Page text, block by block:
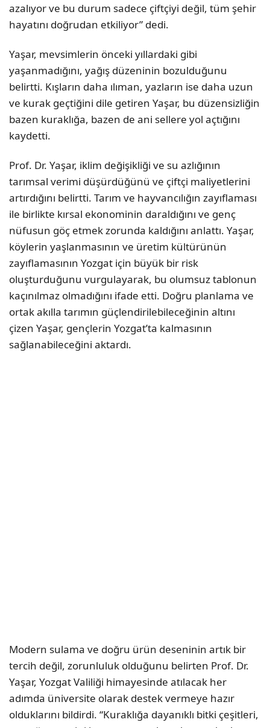
azalıyor ve bu durum sadece çiftçiyi değil, tüm şehir
hayatını doğrudan etkiliyor” dedi.
Yaşar, mevsimlerin önceki yıllardaki gibi
yaşanmadığını, yağış düzeninin bozulduğunu
belirtti. Kışların daha ılıman, yazların ise daha uzun
ve kurak geçtiğini dile getiren Yaşar, bu düzensizliğin
bazen kuraklığa, bazen de ani sellere yol açtığını
kaydetti.
Prof. Dr. Yaşar, iklim değişikliği ve su azlığının
tarımsal verimi düşürdüğünü ve çiftçi maliyetlerini
artırdığını belirtti. Tarım ve hayvancılığın zayıflaması
ile birlikte kırsal ekonominin daraldığını ve genç
nüfusun göç etmek zorunda kaldığını anlattı. Yaşar,
köylerin yaşlanmasının ve üretim kültürünün
zayıflamasının Yozgat için büyük bir risk
oluşturduğunu vurgulayarak, bu olumsuz tablonun
kaçınılmaz olmadığını ifade etti. Doğru planlama ve
ortak akılla tarımın güçlendirilebileceğinin altını
çizen Yaşar, gençlerin Yozgat’ta kalmasının
sağlanabileceğini aktardı.
Modern sulama ve doğru ürün deseninin artık bir
tercih değil, zorunluluk olduğunu belirten Prof. Dr.
Yaşar, Yozgat Valiliği himayesinde atılacak her
adımda üniversite olarak destek vermeye hazır
olduklarını bildirdi. “Kuraklığa dayanıklı bitki çeşitleri,